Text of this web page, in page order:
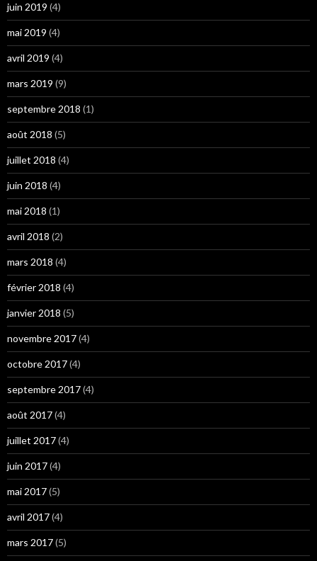
juin 2019 (4)
mai 2019 (4)
avril 2019 (4)
mars 2019 (9)
septembre 2018 (1)
août 2018 (5)
juillet 2018 (4)
juin 2018 (4)
mai 2018 (1)
avril 2018 (2)
mars 2018 (4)
février 2018 (4)
janvier 2018 (5)
novembre 2017(4)
octobre 2017(4)
septembre 2017(4)
août 2017(4)
juillet 2017(4)
juin 2017(4)
mai 2017(5)
avril 2017(4)
mars 2017(5)